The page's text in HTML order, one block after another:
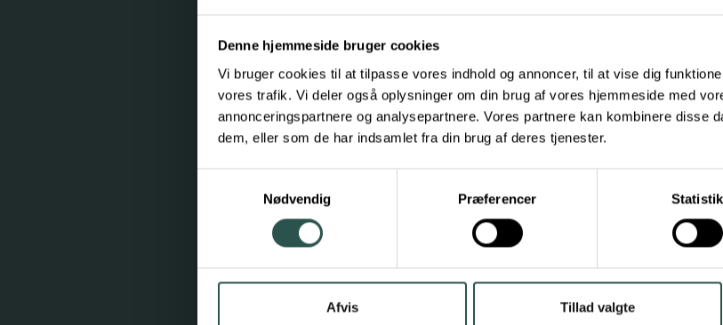
Denne hjemmeside bruger cookies
Vi bruger cookies til at tilpasse vores indhold og annoncer, til at vise dig
vores trafik. Vi deler også oplysninger om din brug af vores hjemmeside med
annonceringspartnere og analysepartnere. Vores partnere kan kombinere disse
dem, eller som de har indsamlet fra din brug af deres tjenester.
Nødvendig
Præferencer Statistik
Afvis Tillad valgte